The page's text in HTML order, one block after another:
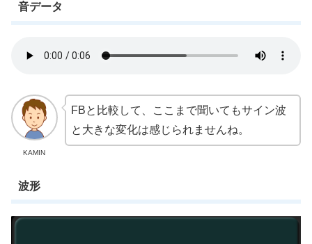
音データ
KAMIN
FBと比較して、ここまで聞いてもサイン波
と大きな変化は感じられませんね。
波形